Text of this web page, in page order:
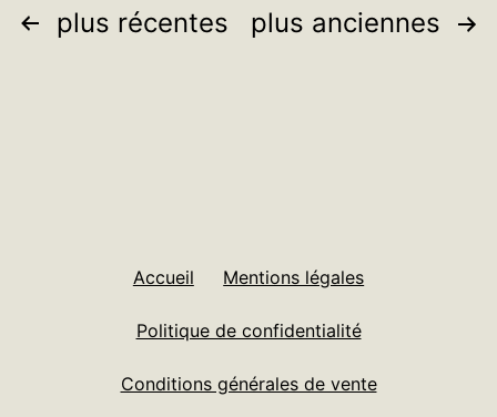
Pagination
plus récentes plus anciennes
Accueil Mentions légales
Politique de confidentialité
Conditions générales de vente